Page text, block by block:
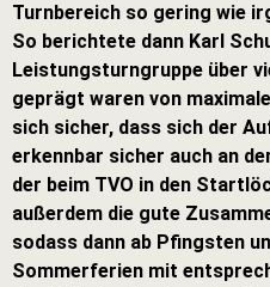
Turnbereich so gering wie
So berichtete dann Karl
Leistungsturngruppe über
geprägt waren von
sich sicher, dass sich der
erkennbar sicher auch an
der beim TVO in den
außerdem die gute
sodass dann ab Pfingsten
Sommerferien mit